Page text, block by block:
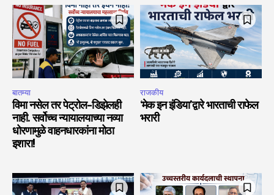
बातम्या
विमा नसेल तर पेट्रोल-डिझेलही
नाही. सर्वोच्च न्यायालयाच्या नव्या
धोरणामुळे वाहनधारकांना मोठा
इशारा!
राजकीय
‘मेक इन इंडिया’द्वारे भारताची राफेल
भरारी